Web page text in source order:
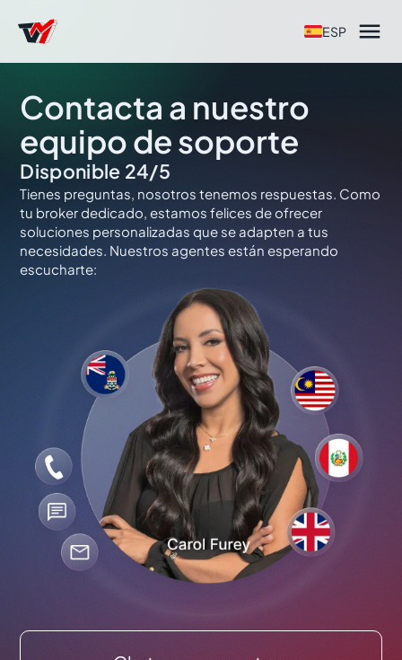
ESP 
Contacta a nuestro
equipo de soporte
Disponible 24/5
Tienes preguntas, nosotros tenemos respuestas. Como
tu broker dedicado, estamos felices de ofrecer
soluciones personalizadas que se adapten a tus
necesidades. Nuestros agentes están esperando
escucharte: